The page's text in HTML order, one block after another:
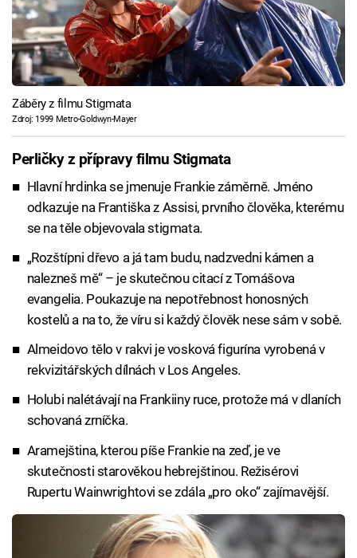
Záběry z filmu Stigmata
Zdroj: 1999 Metro-Goldwyn-Mayer
Perličky z přípravy filmu Stigmata
Hlavní hrdinka se jmenuje Frankie záměrně. Jméno
odkazuje na Františka z Assisi, prvního člověka, kterému
se na těle objevovala stigmata.
„Rozštípni dřevo a já tam budu, nadzvedni kámen a
nalezneš mě“ – je skutečnou citací z Tomášova
evangelia. Poukazuje na nepotřebnost honosných
kostelů a na to, že víru si každý člověk nese sám v sobě.
Almeidovo tělo v rakvi je vosková figurína vyrobená v
rekvizitářských dílnách v Los Angeles.
Holubi nalétávají na Frankiiny ruce, protože má v dlaních
schovaná zrníčka.
Aramejština, kterou píše Frankie na zeď, je ve
skutečnosti starověkou hebrejštinou. Režisérovi
Rupertu Wainwrightovi se zdála „pro oko“ zajímavější.